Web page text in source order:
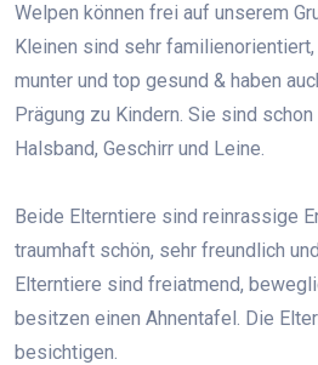
Welpen können frei auf unserem
Kleinen sind sehr
munter und top gesund & haben
Prägung zu Kindern. Sie sind
Halsband, Geschirr und Leine.
Beide Elterntiere sind reinrassige
traumhaft schön, sehr freundlich
Elterntiere sind freiatmend,
besitzen einen Ahnentafel. Die
besichtigen.